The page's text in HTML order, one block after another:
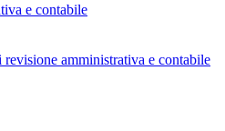
e contabile
amministrativa e contabile